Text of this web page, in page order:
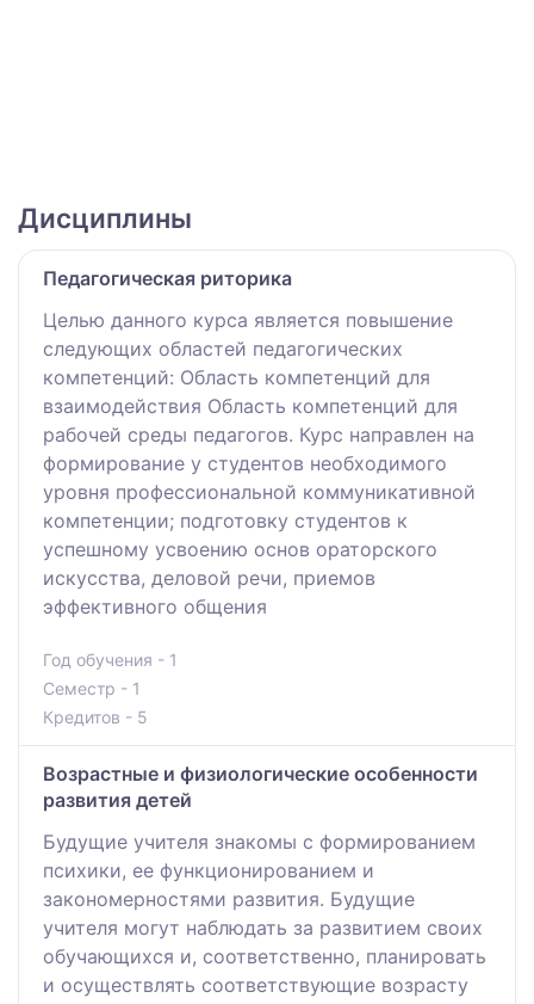
Дисциплины
Педагогическая риторика
Целью данного курса является повышение
следующих областей педагогических
компетенций: Область компетенций для
взаимодействия Область компетенций для
рабочей среды педагогов. Курс направлен на
формирование у студентов необходимого
уровня профессиональной коммуникативной
компетенции; подготовку студентов к
успешному усвоению основ ораторского
искусства, деловой речи, приемов
эффективного общения
Год обучения - 1
Семестр - 1
Кредитов - 5
Возрастные и физиологические особенности
развития детей
Будущие учителя знакомы с формированием
психики, ее функционированием и
закономерностями развития. Будущие
учителя могут наблюдать за развитием своих
обучающихся и, соответственно, планировать
и осуществлять соответствующие возрасту